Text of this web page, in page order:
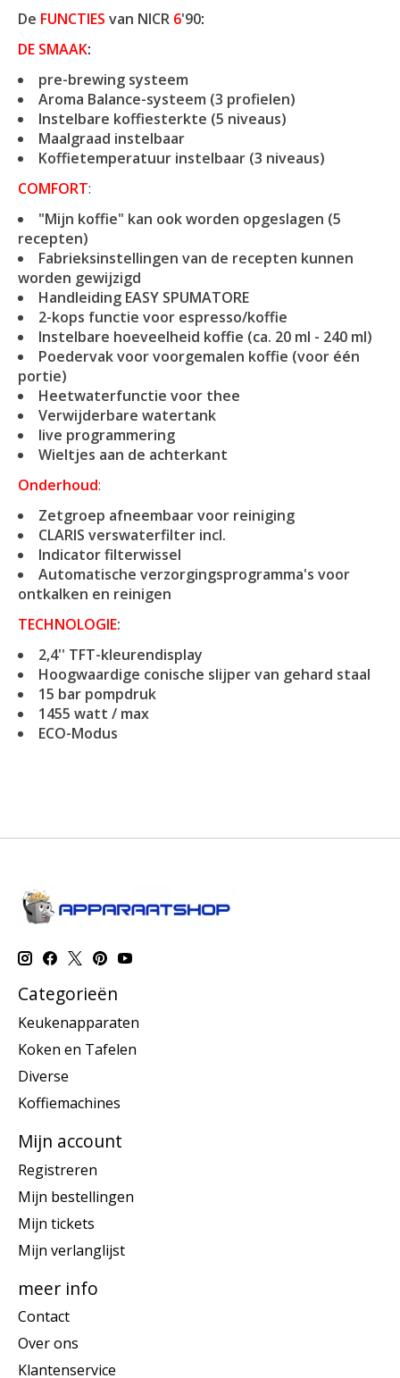
De FUNCTIES van NICR 6'90:
DE SMAAK:
pre-brewing systeem
Aroma Balance-systeem (3 profielen)
Instelbare koffiesterkte (5 niveaus)
Maalgraad instelbaar
Koffietemperatuur instelbaar (3 niveaus)
COMFORT:
"Mijn koffie" kan ook worden opgeslagen (5
recepten)
Fabrieksinstellingen van de recepten kunnen
worden gewijzigd
Handleiding EASY SPUMATORE
2-kops functie voor espresso/koffie
Instelbare hoeveelheid koffie (ca. 20 ml - 240 ml)
Poedervak ​​voor voorgemalen koffie (voor één
portie)
Heetwaterfunctie voor thee
Verwijderbare watertank
live programmering
Wieltjes aan de achterkant
Onderhoud:
Zetgroep afneembaar voor reiniging
CLARIS verswaterfilter incl.
Indicator filterwissel
Automatische verzorgingsprogramma's voor
ontkalken en reinigen
TECHNOLOGIE:
2,4'' TFT-kleurendisplay
Hoogwaardige conische slijper van gehard staal
15 bar pompdruk
1455 watt / max
ECO-Modus
Categorieën
Keukenapparaten
Koken en Tafelen
Diverse
Koffiemachines
Mijn account
Registreren
Mijn bestellingen
Mijn tickets
Mijn verlanglijst
meer info
Contact
Over ons
Klantenservice